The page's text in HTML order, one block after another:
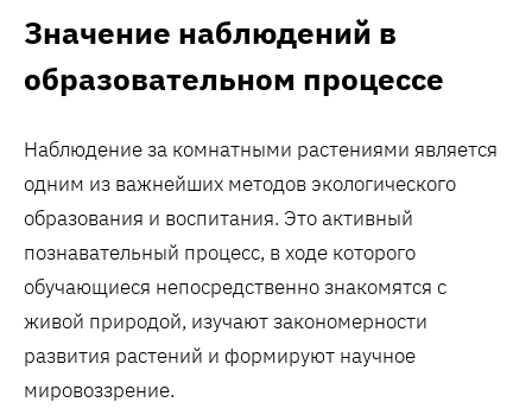
Значение наблюдений в
образовательном процессе
Наблюдение за комнатными растениями является
одним из важнейших методов экологического
образования и воспитания. Это активный
познавательный процесс, в ходе которого
обучающиеся непосредственно знакомятся с
живой природой, изучают закономерности
развития растений и формируют научное
мировоззрение.